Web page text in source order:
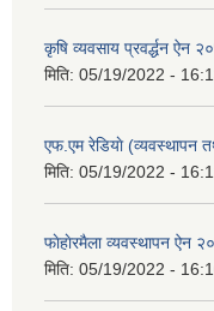
कृषि व्यवसाय प्रवर्द्धन ऐन
मिति: 05/19/2022 -
एफ.एम रेडियाे (व्यवस्थापन
मिति: 05/19/2022 -
फाेहाेरमैला व्यवस्थापन ऐन
मिति: 05/19/2022 -